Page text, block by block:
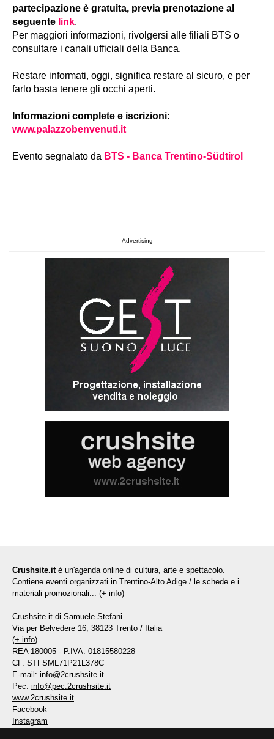
partecipazione è gratuita, previa prenotazione al
seguente link.
Per maggiori informazioni, rivolgersi alle filiali BTS o
consultare i canali ufficiali della Banca.
Restare informati, oggi, significa restare al sicuro, e per
farlo basta tenere gli occhi aperti.
Informazioni complete e iscrizioni:
www.palazzobenvenuti.it
Evento segnalato da BTS - Banca Trentino-Südtirol
Advertising
Crushsite.it è un'agenda online di cultura, arte e spettacolo.
Contiene eventi organizzati in Trentino-Alto Adige / le schede e i
materiali promozionali... (+ info)
Crushsite.it di Samuele Stefani
Via per Belvedere 16, 38123 Trento / Italia
(+ info)
REA 180005 - P.IVA: 01815580228
CF. STFSML71P21L378C
E-mail: info@2crushsite.it
Pec: info@pec.2crushsite.it
www.2crushsite.it
Facebook
Instagram